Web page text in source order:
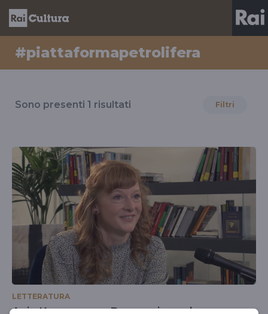
#piattaformapetrolifera
il
#piattaformapetrolifera
Sono presenti 1 risultati Filtri
LETTERATURA
Anja Kampmann, Dove arrivano le acque